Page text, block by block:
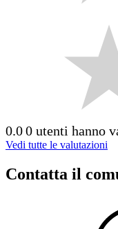
0.00 utenti hanno
Vedi tutte le valutazioni
Contatta il